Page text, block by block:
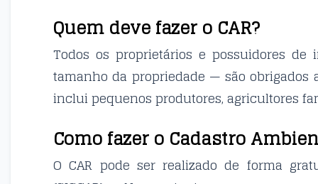
Quem deve fazer o CAR?
Todos os proprietários e possuidores
tamanho da propriedade — são obrigados
inclui pequenos produtores, agricultores
Como fazer o Cadastro
O CAR pode ser realizado de forma